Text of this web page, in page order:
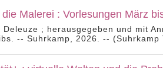
die Malerei : Vorlesungen März
Deleuze ; herausgegeben und mit
-- Suhrkamp, 2026. -- (Suhrkamp